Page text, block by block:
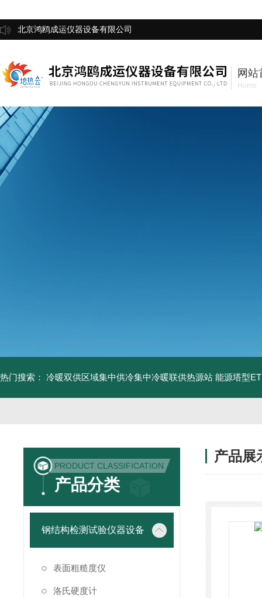
北京鸿鸥成运仪器设备有限公司
网站
Home
热门搜索： 冷暖双供区域集中供冷集中冷暖联供热源站 能源塔型
PRODUCT CLASSIFICATION
产品分类
钢结构检测试验仪器设备
表面粗糙度仪
洛氏硬度计
产品展